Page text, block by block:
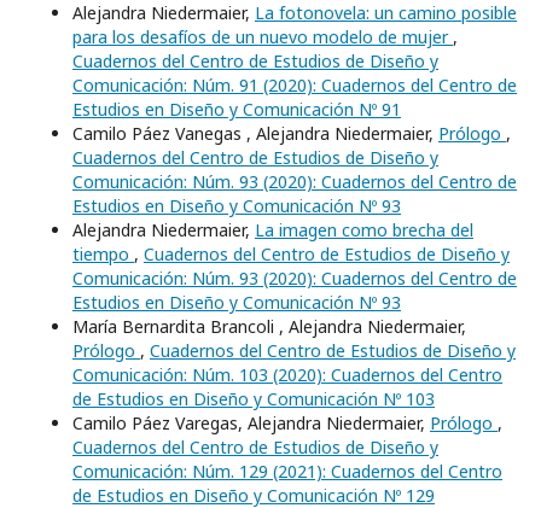
Alejandra Niedermaier, La fotonovela: un camino posible
para los desafíos de un nuevo modelo de mujer ,
Cuadernos del Centro de Estudios de Diseño y
Comunicación: Núm. 91 (2020): Cuadernos del Centro de
Estudios en Diseño y Comunicación Nº 91
Camilo Páez Vanegas , Alejandra Niedermaier, Prólogo ,
Cuadernos del Centro de Estudios de Diseño y
Comunicación: Núm. 93 (2020): Cuadernos del Centro de
Estudios en Diseño y Comunicación Nº 93
Alejandra Niedermaier, La imagen como brecha del
tiempo , Cuadernos del Centro de Estudios de Diseño y
Comunicación: Núm. 93 (2020): Cuadernos del Centro de
Estudios en Diseño y Comunicación Nº 93
María Bernardita Brancoli , Alejandra Niedermaier,
Prólogo , Cuadernos del Centro de Estudios de Diseño y
Comunicación: Núm. 103 (2020): Cuadernos del Centro
de Estudios en Diseño y Comunicación Nº 103
Camilo Páez Varegas, Alejandra Niedermaier, Prólogo ,
Cuadernos del Centro de Estudios de Diseño y
Comunicación: Núm. 129 (2021): Cuadernos del Centro
de Estudios en Diseño y Comunicación Nº 129